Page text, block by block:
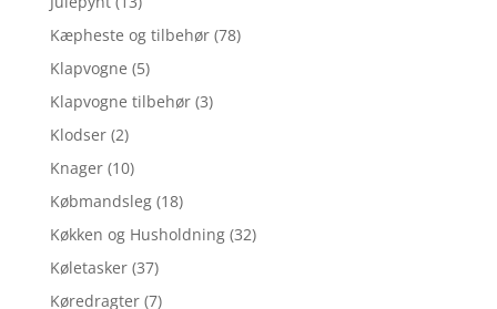
Kæpheste og tilbehør (78)
Klapvogne (5)
Klapvogne tilbehør (3)
Klodser (2)
Knager (10)
Købmandsleg (18)
Køkken og Husholdning (32)
Køletasker (37)
Køredragter (7)